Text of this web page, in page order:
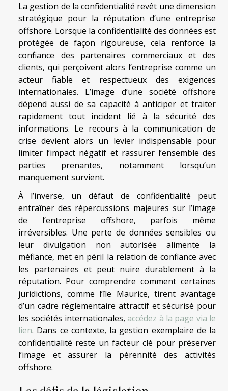
La gestion de la confidentialité revêt une dimension
stratégique pour la réputation d’une entreprise
offshore. Lorsque la confidentialité des données est
protégée de façon rigoureuse, cela renforce la
confiance des partenaires commerciaux et des
clients, qui perçoivent alors l’entreprise comme un
acteur fiable et respectueux des exigences
internationales. L’image d’une société offshore
dépend aussi de sa capacité à anticiper et traiter
rapidement tout incident lié à la sécurité des
informations. Le recours à la communication de
crise devient alors un levier indispensable pour
limiter l’impact négatif et rassurer l’ensemble des
parties prenantes, notamment lorsqu’un
manquement survient.
À l’inverse, un défaut de confidentialité peut
entraîner des répercussions majeures sur l’image
de l’entreprise offshore, parfois même
irréversibles. Une perte de données sensibles ou
leur divulgation non autorisée alimente la
méfiance, met en péril la relation de confiance avec
les partenaires et peut nuire durablement à la
réputation. Pour comprendre comment certaines
juridictions, comme l’île Maurice, tirent avantage
d’un cadre réglementaire attractif et sécurisé pour
les sociétés internationales, accédez à la page via le
lien. Dans ce contexte, la gestion exemplaire de la
confidentialité reste un facteur clé pour préserver
l’image et assurer la pérennité des activités
offshore.